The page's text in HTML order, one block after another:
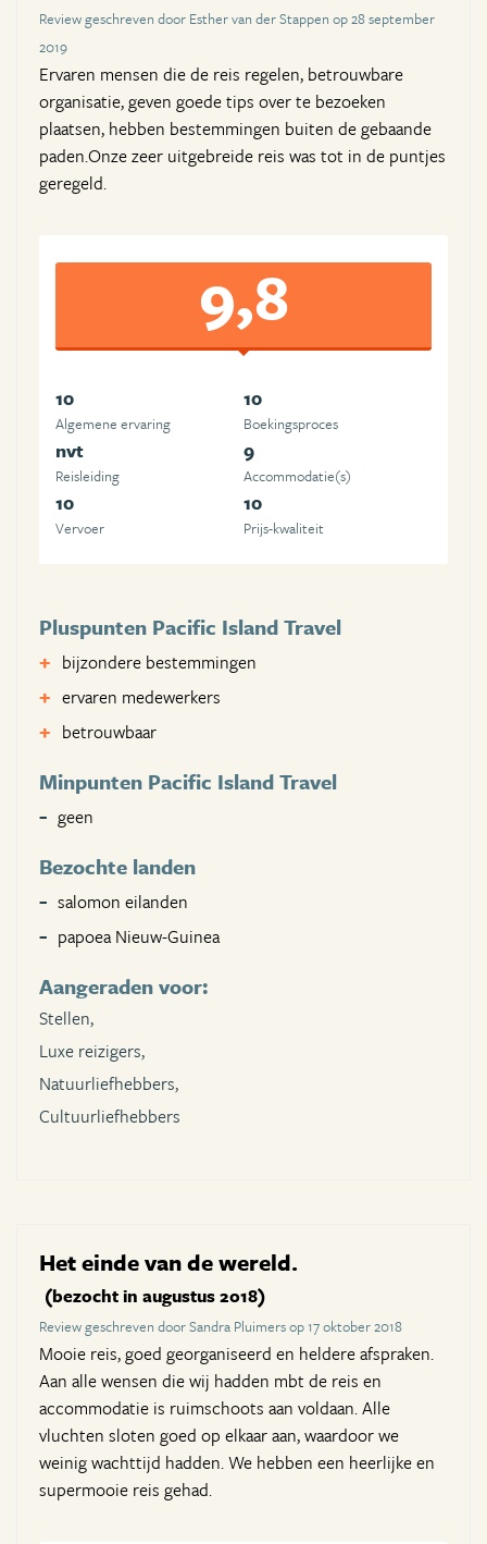
Review geschreven door Esther van der Stappen op 28 september
2019
Ervaren mensen die de reis regelen, betrouwbare
organisatie, geven goede tips over te bezoeken
plaatsen, hebben bestemmingen buiten de gebaande
paden.Onze zeer uitgebreide reis was tot in de puntjes
geregeld.
9,8
10
Algemene ervaring
10
Boekingsproces
nvt
Reisleiding
9
Accommodatie(s)
10
Vervoer
10
Prijs-kwaliteit
Pluspunten Pacific Island Travel
bijzondere bestemmingen
ervaren medewerkers
betrouwbaar
Minpunten Pacific Island Travel
geen
Bezochte landen
salomon eilanden
papoea Nieuw-Guinea
Aangeraden voor:
Stellen,
Luxe reizigers,
Natuurliefhebbers,
Cultuurliefhebbers
Het einde van de wereld.
(bezocht in augustus 2018)
Review geschreven door Sandra Pluimers op 17 oktober 2018
Mooie reis, goed georganiseerd en heldere afspraken.
Aan alle wensen die wij hadden mbt de reis en
accommodatie is ruimschoots aan voldaan. Alle
vluchten sloten goed op elkaar aan, waardoor we
weinig wachttijd hadden. We hebben een heerlijke en
supermooie reis gehad.